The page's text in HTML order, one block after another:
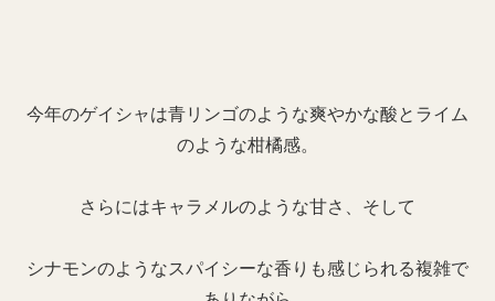
今年のゲイシャは青リンゴのような爽やかな酸とライム
のような柑橘感。
さらにはキャラメルのような甘さ、そして
シナモンのようなスパイシーな香りも感じられる複雑で